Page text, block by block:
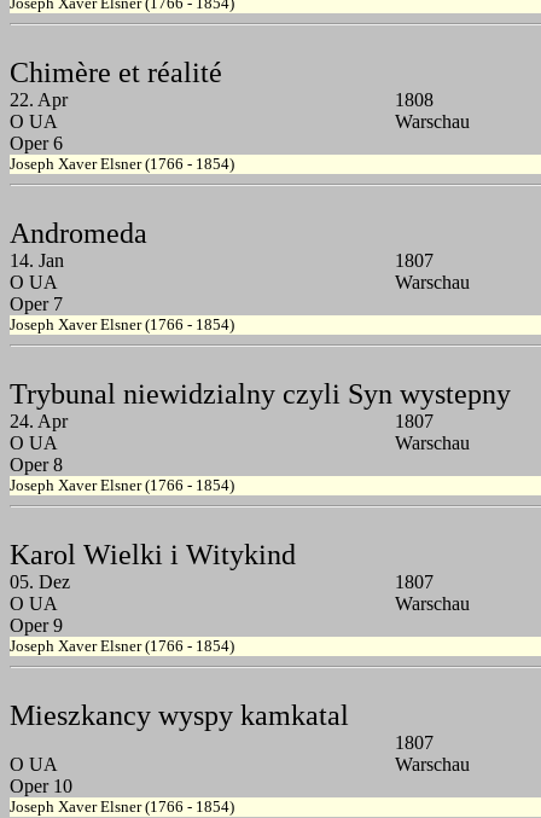
Chimère et réalité
22. Apr
1808
O UA
Warschau
Oper 6
Joseph Xaver Elsner (1766 - 1854)
Andromeda
14. Jan
1807
O UA
Warschau
Oper 7
Joseph Xaver Elsner (1766 - 1854)
Trybunal niewidzialny czyli Syn wystepny
24. Apr
1807
O UA
Warschau
Oper 8
Joseph Xaver Elsner (1766 - 1854)
Karol Wielki i Witykind
05. Dez
1807
O UA
Warschau
Oper 9
Joseph Xaver Elsner (1766 - 1854)
Mieszkancy wyspy kamkatal
1807
O UA
Warschau
Oper 10
Joseph Xaver Elsner (1766 - 1854)